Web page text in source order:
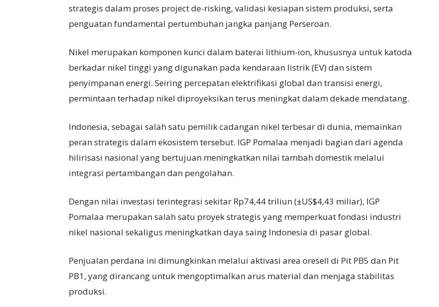
strategis dalam proses project de-risking, validasi kesiapan sistem produksi, serta
penguatan fundamental pertumbuhan jangka panjang Perseroan.
Nikel merupakan komponen kunci dalam baterai lithium-ion, khususnya untuk katoda
berkadar nikel tinggi yang digunakan pada kendaraan listrik (EV) dan sistem
penyimpanan energi. Seiring percepatan elektrifikasi global dan transisi energi,
permintaan terhadap nikel diproyeksikan terus meningkat dalam dekade mendatang.
Indonesia, sebagai salah satu pemilik cadangan nikel terbesar di dunia, memainkan
peran strategis dalam ekosistem tersebut. IGP Pomalaa menjadi bagian dari agenda
hilirisasi nasional yang bertujuan meningkatkan nilai tambah domestik melalui
integrasi pertambangan dan pengolahan.
Dengan nilai investasi terintegrasi sekitar Rp74,44 triliun (±US$4,43 miliar), IGP
Pomalaa merupakan salah satu proyek strategis yang memperkuat fondasi industri
nikel nasional sekaligus meningkatkan daya saing Indonesia di pasar global.
Penjualan perdana ini dimungkinkan melalui aktivasi area oresell di Pit PB5 dan Pit
PB1, yang dirancang untuk mengoptimalkan arus material dan menjaga stabilitas
produksi.